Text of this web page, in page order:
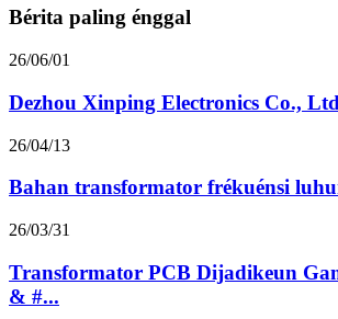
Bérita paling énggal
26/06/01
Dezhou Xinping Electronics Co.,
26/04/13
Bahan transformator frékuénsi
26/03/31
Transformator PCB Dijadikeun
& #...